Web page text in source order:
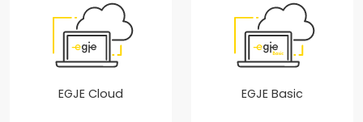
EGJE Cloud EGJE Basic